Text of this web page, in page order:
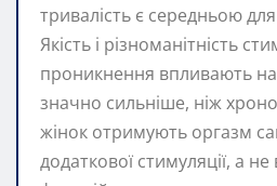
тривалість є середньою
Якість і різноманітність
проникнення впливають
значно сильніше, ніж
жінок отримують оргазм
додаткової стимуляції, а не